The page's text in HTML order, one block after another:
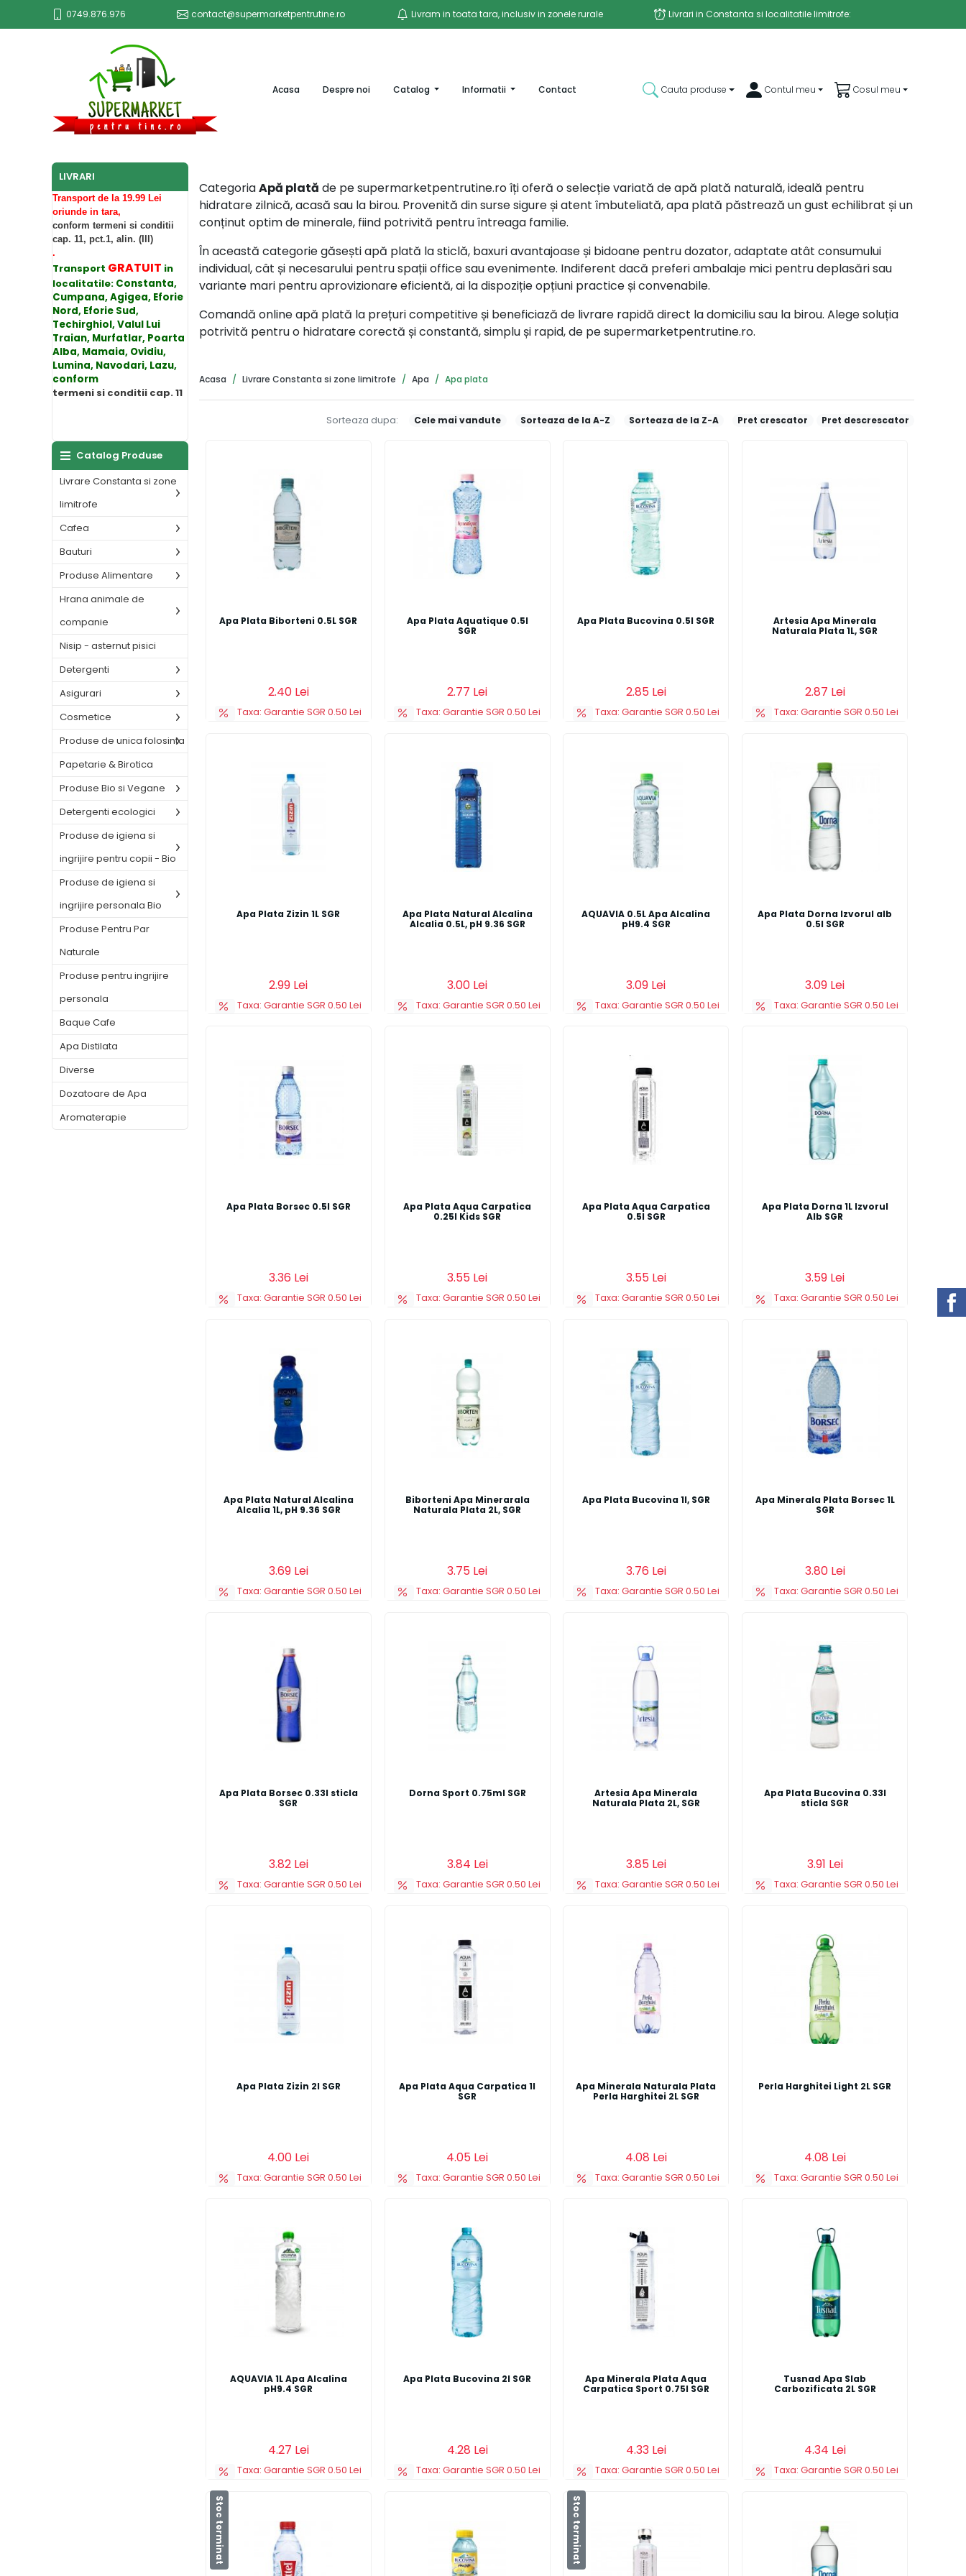
0749.876.976 contact@supermarketpentrutine.ro Livram in toata tara, inclusiv in zonele rurale Livrari in Constanta si localitatile limitrofe:
Acasa(current)Despre noi Catalog Informatii Contact Cauta produse Contul meu Cosul meu
LIVRARI
Transport de la 19.99 Lei
oriunde in tara,
conform termeni si conditii
cap. 11, pct.1, alin. (III)
.
Transport GRATUIT in
localitatile: Constanta,
Cumpana, Agigea, Eforie
Nord, Eforie Sud,
Techirghiol, Valul Lui
Traian, Murfatlar, Poarta
Alba, Mamaia, Ovidiu,
Lumina, Navodari, Lazu,
conform
termeni si conditii cap. 11
Catalog Produse
Livrare Constanta si zone
limitrofe
Cafea
Bauturi
Produse Alimentare
Hrana animale de
companie
Nisip - asternut pisici
Detergenti
Asigurari
Cosmetice
Produse de unica folosinta
Papetarie & Birotica
Produse Bio si Vegane
Detergenti ecologici
Produse de igiena si
ingrijire pentru copii - Bio
Produse de igiena si
ingrijire personala Bio
Produse Pentru Par
Naturale
Produse pentru ingrijire
personala
Baque Cafe
Apa Distilata
Diverse
Dozatoare de Apa
Aromaterapie
CategoriaApă plată de pe supermarketpentrutine.ro îți oferă o selecție variată de apă plată naturală, ideală pentru
hidratare zilnică, acasă sau la birou. Provenită din surse sigure și atent îmbuteliată, apa plată păstrează un gust echilibrat și un
conținut optim de minerale, fiind potrivită pentru întreaga familie.
În această categorie găsești apă plată la sticlă, baxuri avantajoase și bidoane pentru dozator, adaptate atât consumului
individual, cât și necesarului pentru spații office sau evenimente. Indiferent dacă preferi ambalaje mici pentru deplasări sau
variante mari pentru aprovizionare eficientă, ai la dispoziție opțiuni practice și convenabile.
Comandă online apă plată la prețuri competitive și beneficiază de livrare rapidă direct la domiciliu sau la birou. Alege soluția
potrivită pentru o hidratare corectă și constantă, simplu și rapid, de pe supermarketpentrutine.ro.
Acasa Livrare Constanta si zone limitrofe Apa Apa plata
Sorteaza dupa: Cele mai vandute Sorteaza de la A-Z Sorteaza de la Z-A Pret crescator Pret descrescator
Apa Plata Biborteni 0.5L SGR
2.40 Lei
Taxa: Garantie SGR 0.50 Lei
Adauga in cos
Apa Plata Aquatique 0.5l
SGR
2.77 Lei
Taxa: Garantie SGR 0.50 Lei
Adauga in cos
Apa Plata Bucovina 0.5l SGR
2.85 Lei
Taxa: Garantie SGR 0.50 Lei
Adauga in cos
Artesia Apa Minerala
Naturala Plata 1L, SGR
2.87 Lei
Taxa: Garantie SGR 0.50 Lei
Adauga in cos
Apa Plata Zizin 1L SGR
2.99 Lei
Taxa: Garantie SGR 0.50 Lei
Adauga in cos
Apa Plata Natural Alcalina
Alcalia 0.5L, pH 9.36 SGR
3.00 Lei
Taxa: Garantie SGR 0.50 Lei
Adauga in cos
AQUAVIA 0.5L Apa Alcalina
pH9.4 SGR
3.09 Lei
Taxa: Garantie SGR 0.50 Lei
Adauga in cos
Apa Plata Dorna Izvorul alb
0.5l SGR
3.09 Lei
Taxa: Garantie SGR 0.50 Lei
Adauga in cos
Apa Plata Borsec 0.5l SGR
3.36 Lei
Taxa: Garantie SGR 0.50 Lei
Adauga in cos
Apa Plata Aqua Carpatica
0.25l Kids SGR
3.55 Lei
Taxa: Garantie SGR 0.50 Lei
Adauga in cos
Apa Plata Aqua Carpatica
0.5l SGR
3.55 Lei
Taxa: Garantie SGR 0.50 Lei
Adauga in cos
Apa Plata Dorna 1L Izvorul
Alb SGR
3.59 Lei
Taxa: Garantie SGR 0.50 Lei
Adauga in cos
Apa Plata Natural Alcalina
Alcalia 1L, pH 9.36 SGR
3.69 Lei
Taxa: Garantie SGR 0.50 Lei
Adauga in cos
Biborteni Apa Minerarala
Naturala Plata 2L, SGR
3.75 Lei
Taxa: Garantie SGR 0.50 Lei
Adauga in cos
Apa Plata Bucovina 1l, SGR
3.76 Lei
Taxa: Garantie SGR 0.50 Lei
Adauga in cos
Apa Minerala Plata Borsec 1L
SGR
3.80 Lei
Taxa: Garantie SGR 0.50 Lei
Adauga in cos
Apa Plata Borsec 0.33l sticla
SGR
3.82 Lei
Taxa: Garantie SGR 0.50 Lei
Adauga in cos
Dorna Sport 0.75ml SGR
3.84 Lei
Taxa: Garantie SGR 0.50 Lei
Adauga in cos
Artesia Apa Minerala
Naturala Plata 2L, SGR
3.85 Lei
Taxa: Garantie SGR 0.50 Lei
Adauga in cos
Apa Plata Bucovina 0.33l
sticla SGR
3.91 Lei
Taxa: Garantie SGR 0.50 Lei
Adauga in cos
Apa Plata Zizin 2l SGR
4.00 Lei
Taxa: Garantie SGR 0.50 Lei
Adauga in cos
Apa Plata Aqua Carpatica 1l
SGR
4.05 Lei
Taxa: Garantie SGR 0.50 Lei
Adauga in cos
Apa Minerala Naturala Plata
Perla Harghitei 2L SGR
4.08 Lei
Taxa: Garantie SGR 0.50 Lei
Perla Harghitei Light 2L SGR
4.08 Lei
Taxa: Garantie SGR 0.50 Lei
Adauga in cos
AQUAVIA 1L Apa Alcalina
pH9.4 SGR
4.27 Lei
Taxa: Garantie SGR 0.50 Lei
Adauga in cos
Apa Plata Bucovina 2l SGR
4.28 Lei
Taxa: Garantie SGR 0.50 Lei
Adauga in cos
Apa Minerala Plata Aqua
Carpatica Sport 0.75l SGR
4.33 Lei
Taxa: Garantie SGR 0.50 Lei
Adauga in cos
Tusnad Apa Slab
Carbozificata 2L SGR
4.34 Lei
Taxa: Garantie SGR 0.50 Lei
Adauga in cos
Stoc terminat Stoc terminat